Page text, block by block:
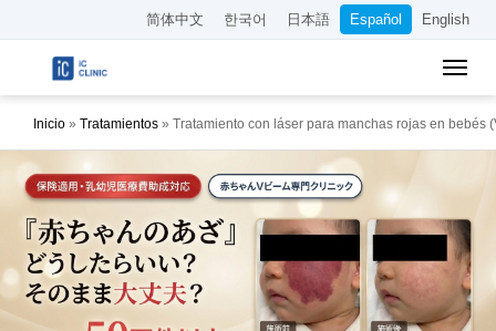
简体中文 한국어 日本語 Español English
Inicio » Tratamientos » Tratamiento con láser para manchas rojas en bebés